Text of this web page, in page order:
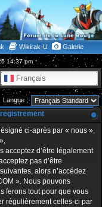
Wikirak-U Galerie
14:37 pm
Français
Langue :
ci-après par « nous »,
acceptez d’être légalement
pas d’être
alors n’accédez
». Nous pouvons
ferons tout pour que vous
régulièrement celles-ci par